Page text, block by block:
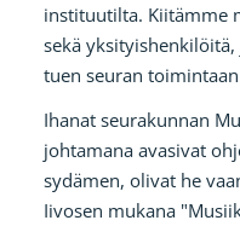
instituutilta. Kiitämme
sekä
tuen seuran
Ihanat seurakunnan
johtamana avasivat
sydämen, olivat he
Iivosen mukana